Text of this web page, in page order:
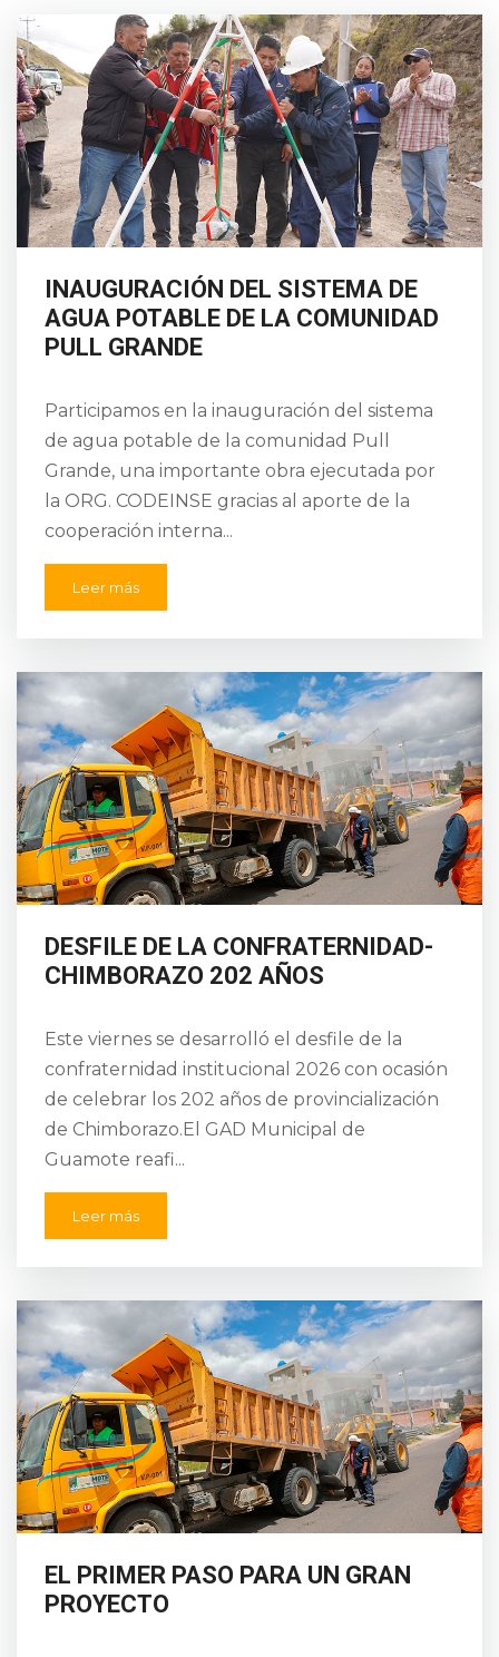
INAUGURACIÓN DEL SISTEMA DE
AGUA POTABLE DE LA COMUNIDAD
PULL GRANDE
Participamos en la inauguración del sistema
de agua potable de la comunidad Pull
Grande, una importante obra ejecutada por
la ORG. CODEINSE gracias al aporte de la
cooperación interna...
Leer más
DESFILE DE LA CONFRATERNIDAD-
CHIMBORAZO 202 AÑOS
Este viernes se desarrolló el desfile de la
confraternidad institucional 2026 con ocasión
de celebrar los 202 años de provincialización
de Chimborazo.El GAD Municipal de
Guamote reafi...
Leer más
EL PRIMER PASO PARA UN GRAN
PROYECTO